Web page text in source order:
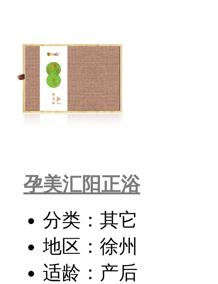
孕美汇阳正浴
分类：其它
地区：徐州
适龄：产后